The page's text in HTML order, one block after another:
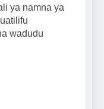
ya namna ya
wadudu